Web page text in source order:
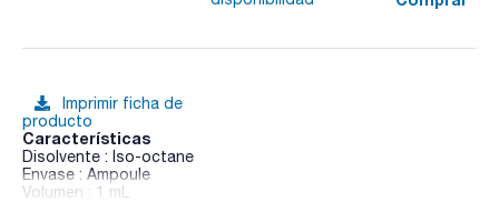
Imprimir ficha de
producto
Características
Disolvente : Iso-octane
Envase : Ampoule
Volumen : 1 mL